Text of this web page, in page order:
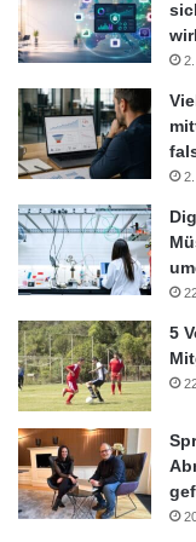
sollte noch häufiger
brauchen keine
Quelle: Dr.
Beirat
5